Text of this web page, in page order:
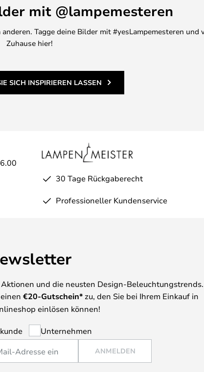
mit @lampemesteren
Tagge deine Bilder mit #yesLampemesteren
Zuhause hier!
SICH INSPIRIEREN LASSEN
30 Tage Rückgaberecht
Professioneller Kundenservice
und die neusten Design-Beleuchtungstrends.
€20-Gutschein* zu, den Sie bei Ihrem Einkauf in
einlösen können!
Unternehmen
ANMELDEN